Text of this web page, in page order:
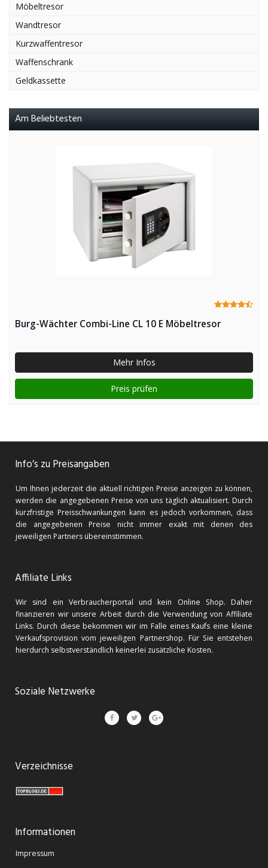
Möbeltresor
Wandtresor
Kurzwaffentresor
Waffenschrank
Geldkassette
Am Beliebtesten
Burg-Wächter Combi-Line CL 10 E Möbeltresor
Mehr Infos
Preis prüfen
Info’s zu Preisangaben
Um Ihnen jederzeit die aktuell richtigen Preise anzeigen zu können,
werden die angegebenen Preise von uns täglich aktualisiert. Durch
kurzfristige Preisschwankungen kann es jedoch vorkommen, dass
die angegebenen Preise nicht immer exakt mit denen des
jeweiligen Partners übereinstimmen.
Affiliate Links
Wir sind ein Verbraucherportal und kein Online Shop. Daher
finanzieren wir unsere Arbeit durch die Verwendung von Affiliate
Links. Durch diese bekommen wir im Falle eines Kaufs eine kleine
Verkaufsprovision vom jeweiligen Partnershop. Für Sie entstehen
hierdurch selbstverständlich keinerlei zusätzliche Kosten.
Soziale Netzwerke
Verzeichnisse
Informationen
Impressum